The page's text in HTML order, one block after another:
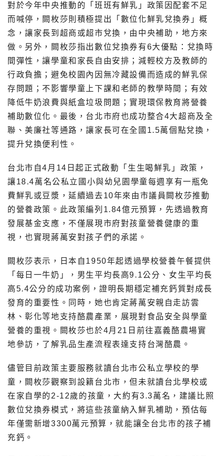
對於今年中央推動的「班班有鮮乳」政策因配套不足
而喊停，闕枚莎則積極提出「數位化鮮乳兌換券」概
念，讓家長到超商或超市兌換，由中央補助，地方來
做。另外，闕枚莎指出數位兌換券有6大優點：兌換時
間彈性，讓學童和家長自由安排；減輕校方及教師的
行政負擔；避免校園內因無冷藏設備而造成的鮮乳保
存問題；不影響學童上下課和老師的教學時間；有效
降低牛奶浪費與紙盒垃圾問題；實現環保教育將營養
補助數位化。最後，台北市府也成功整合4大超商及全
聯、美廉社等通路，讓家長可在全國1.5萬個點兌換，
提升兌換便利性。
台北市自4月14日起正式啟動「生生喝鮮乳」政策，
讓18.4萬名公私立國小與幼兒園學童每週享有一瓶免
費鮮乳或豆漿，延續過去10年來由市議員闕枚莎推動
的營養政策。此政策編列1.84億元預算，先透過教育
發展基金支應，不僅展現市府對孩童營養健康的重
視，也實現蔣萬安對孩子們的承諾。
闕枚莎表示，日本自1950年起透過學校營養午餐提供
「每日一牛奶」，男生平均長高9.1公分、女生平均長
高5.4公分的成功案例，證明長期穩定補充鈣質對成長
發育的重要性。同時，她也肯定蔣萬安親自走訪雲
林、彰化等地支持酪農產業，展現對食品安全與學童
營養的重視。闕枚莎也於4月21日前往嘉義酪農場實
地參訪，了解乳品生產流程表達支持台灣酪農。
儘管目前政策主要服務就讀台北市公私立學校的學
童，闕枚莎觀察到設籍台北市，但未就讀台北學校或
在家自學的2-12歲的孩童，大約有3.3萬名，建議比照
數位兌換券模式，將這些孩童納入鮮乳補助，預估每
年僅需新增3300萬元預算，就能讓全台北市的孩子補
充鈣。